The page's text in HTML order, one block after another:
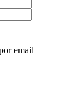
email